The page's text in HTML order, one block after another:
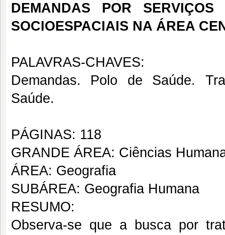
DEMANDAS POR
SOCIOESPACIAIS NA ÁREA
PALAVRAS-CHAVES:
Demandas. Polo de Saúde.
Saúde.
PÁGINAS: 118
GRANDE ÁREA: Ciências
ÁREA: Geografia
SUBÁREA: Geografia Humana
RESUMO:
Observa-se que a busca por